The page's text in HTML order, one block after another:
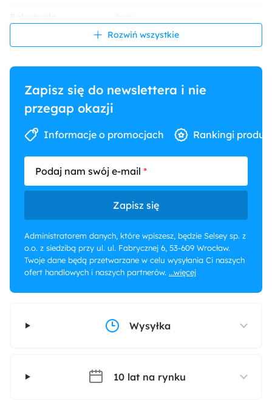
Brak
Konstrukcja Płytowe
Dekoracja ściany
Oświetlenie schodów
Przeznaczenie Główne
Kolor ścian Biały Brązowy
Rozwiń wszystkie
Zapisz się do newslettera i nie
przegap okazji
Informacje o promocjach Rankingi
Podaj nam swój e-mail
Zapisz się
Administratorem danych, które wpiszesz, będzie Selsey sp. z
o.o. z siedzibą przy ul. ul. Fabrycznej 6, 53-609 Wrocław.
Twoje dane będą przetwarzane w celu wysyłania Ci naszych
ofert handlowych i naszych partnerów. ...więcej
Wysyłka
10 lat na rynku